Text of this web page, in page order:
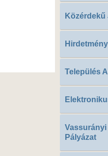
Közérdekű
Település
Pályázat